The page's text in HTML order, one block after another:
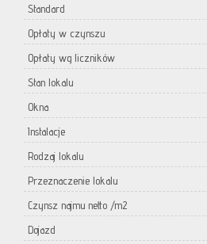
Standard
Opłaty w czynszu
Opłaty wg liczników
Stan lokalu
Okna
Instalacje
Rodzaj lokalu
Przeznaczenie lokalu
Czynsz najmu netto /m2
Dojazd